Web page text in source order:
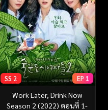
SS 2 EP 1
Work Later, Drink Now
Season 2 (2022) ตอนที่ 1-